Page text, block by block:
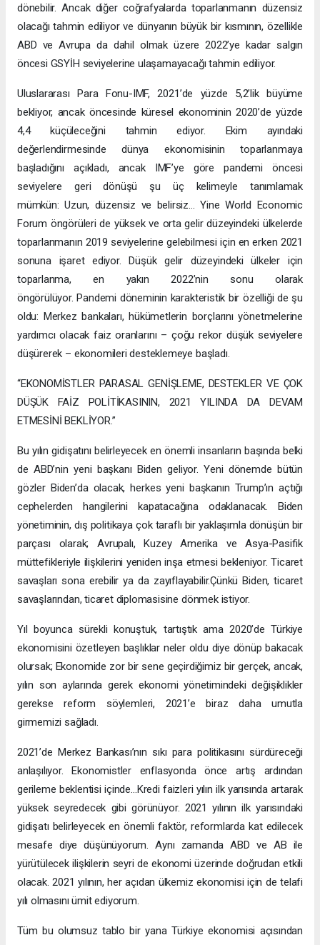
dönebilir. Ancak diğer coğrafyalarda toparlanmanın düzensiz
olacağı tahmin ediliyor ve dünyanın büyük bir kısmının, özellikle
ABD ve Avrupa da dahil olmak üzere 2022’ye kadar salgın
öncesi GSYİH seviyelerine ulaşamayacağı tahmin ediliyor.
Uluslararası Para Fonu-IMF, 2021’de yüzde 5,2’lik büyüme
bekliyor, ancak öncesinde küresel ekonominin 2020’de yüzde
4,4 küçüleceğini tahmin ediyor. Ekim ayındaki
değerlendirmesinde dünya ekonomisinin toparlanmaya
başladığını açıkladı, ancak IMF’ye göre pandemi öncesi
seviyelere geri dönüşü şu üç kelimeyle tanımlamak
mümkün: Uzun, düzensiz ve belirsiz… Yine World Economic
Forum öngörüleri de yüksek ve orta gelir düzeyindeki ülkelerde
toparlanmanın 2019 seviyelerine gelebilmesi için en erken 2021
sonuna işaret ediyor. Düşük gelir düzeyindeki ülkeler için
toparlanma, en yakın 2022’nin sonu olarak
öngörülüyor. Pandemi döneminin karakteristik bir özelliği de şu
oldu: Merkez bankaları, hükümetlerin borçlarını yönetmelerine
yardımcı olacak faiz oranlarını – çoğu rekor düşük seviyelere
düşürerek – ekonomileri desteklemeye başladı.
“EKONOMİSTLER PARASAL GENİŞLEME, DESTEKLER VE ÇOK
DÜŞÜK FAİZ POLİTİKASININ, 2021 YILINDA DA DEVAM
ETMESİNİ BEKLİYOR.”
Bu yılın gidişatını belirleyecek en önemli insanların başında belki
de ABD’nin yeni başkanı Biden geliyor. Yeni dönemde bütün
gözler Biden’da olacak, herkes yeni başkanın Trump’ın açtığı
cephelerden hangilerini kapatacağına odaklanacak. Biden
yönetiminin, dış politikaya çok taraflı bir yaklaşımla dönüşün bir
parçası olarak; Avrupalı, Kuzey Amerika ve Asya-Pasifik
müttefikleriyle ilişkilerini yeniden inşa etmesi bekleniyor. Ticaret
savaşları sona erebilir ya da zayıflayabilir.Çünkü Biden, ticaret
savaşlarından, ticaret diplomasisine dönmek istiyor.
Yıl boyunca sürekli konuştuk, tartıştık ama 2020’de Türkiye
ekonomisini özetleyen başlıklar neler oldu diye dönüp bakacak
olursak; Ekonomide zor bir sene geçirdiğimiz bir gerçek, ancak,
yılın son aylarında gerek ekonomi yönetimindeki değişiklikler
gerekse reform söylemleri, 2021’e biraz daha umutla
girmemizi sağladı.
2021’de Merkez Bankası’nın sıkı para politikasını sürdüreceği
anlaşılıyor. Ekonomistler enflasyonda önce artış ardından
gerileme beklentisi içinde…Kredi faizleri yılın ilk yarısında artarak
yüksek seyredecek gibi görünüyor. 2021 yılının ilk yarısındaki
gidişatı belirleyecek en önemli faktör, reformlarda kat edilecek
mesafe diye düşünüyorum. Aynı zamanda ABD ve AB ile
yürütülecek ilişkilerin seyri de ekonomi üzerinde doğrudan etkili
olacak. 2021 yılının, her açıdan ülkemiz ekonomisi için de telafi
yılı olmasını ümit ediyorum.
Tüm bu olumsuz tablo bir yana Türkiye ekonomisi açısından